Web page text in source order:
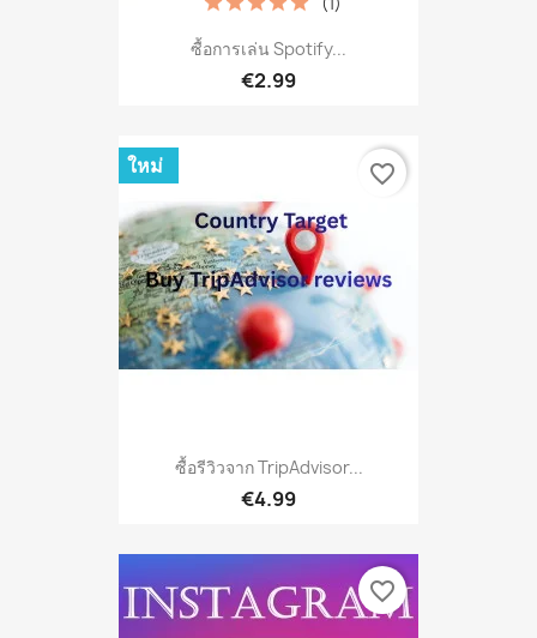
ซื้อการเล่น Spotify...
€2.99
ซื้อรีวิวจาก TripAdvisor...
€4.99
ใหม่ favorite_border
favorite_border